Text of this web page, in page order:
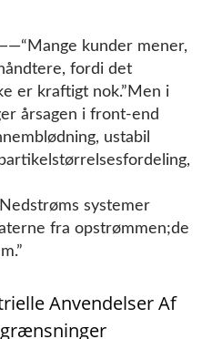
kunder mener,
fordi det
er kraftigt nok.”Men i
årsagen i front-end
ustabil
systemer
fra opstrømmen;de
Anvendelser Af